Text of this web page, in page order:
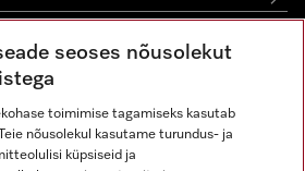
seoses nõusolekut
toimimise tagamiseks kasutab
nõusolekul kasutame turundus- ja
küpsiseid ja